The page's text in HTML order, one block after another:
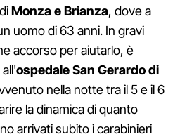
Monza e Brianza, dove a
uomo di 63 anni. In gravi
accorso per aiutarlo, è
ospedale San Gerardo di
nella notte tra il 5 e il 6
la dinamica di quanto
arrivati subito i carabinieri